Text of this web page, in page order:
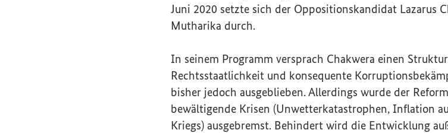
Juni 2020 setzte sich der Oppositionskandidat Lazarus
Mutharika durch.
In seinem Programm versprach Chakwera einen
Rechtsstaatlichkeit und konsequente
bisher jedoch ausgeblieben. Allerdings wurde der
bewältigende Krisen (Unwetterkatastrophen, Inflation
Kriegs) ausgebremst. Behindert wird die Entwicklung